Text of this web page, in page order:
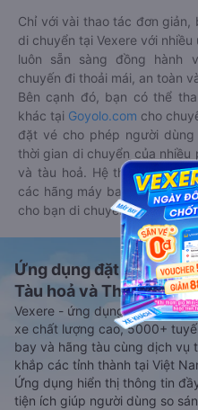
Chỉ với vài thao tác đơn
di chuyển tại Vexere với
luôn sẵn sàng đồng hành
chuyến đi thoải mái, an toàn
Bên cạnh đó, bạn có thể
khác tại Goyolo.com cho
đặt vé cho phép người dùng
thời gian di chuyển của
và tàu hoả. Hệ thống của
các hãng máy bay, xe khách
cho bạn di chuyển.
Ứng dụng đặt vé Xe
Tàu hoả và Thuê xe
Vexere - ứng dụng đặt vé đa
xe chất lượng cao, 5000+
bay và hãng tàu cùng dịch vụ
khắp các tỉnh thành tại Việt
Ứng dụng hiển thị thông tin
tiện ích giúp người dùng so